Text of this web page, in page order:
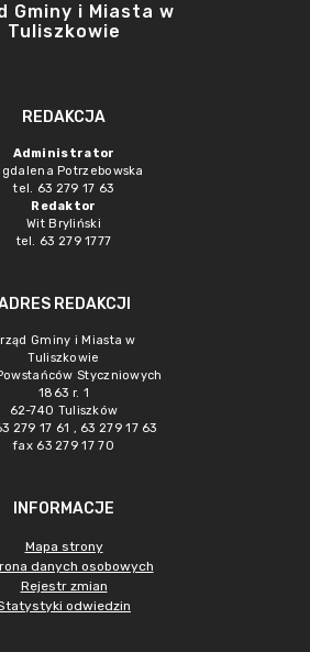
Gminy i Miasta w
Tuliszkowie
REDAKCJA
Administrator
Potrzebowska
tel. 63 279 17 63
Redaktor
Wit Bryliński
tel. 63 279 1777
REDAKCJI
Gminy i Miasta w
Tuliszkowie
Styczniowych
1863 r. 1
62-740 Tuliszków
279 17 61 , 63 279 17 63
fax 63 279 17 70
INFORMACJE
Mapa strony
danych osobowych
Rejestr zmian
odwiedzin